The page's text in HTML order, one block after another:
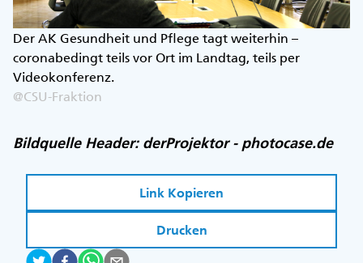
Der AK Gesundheit und Pflege tagt weiterhin –
coronabedingt teils vor Ort im Landtag, teils per
Videokonferenz.
@CSU-Fraktion
Bildquelle Header: derProjektor - photocase.de
Link Kopieren
Drucken